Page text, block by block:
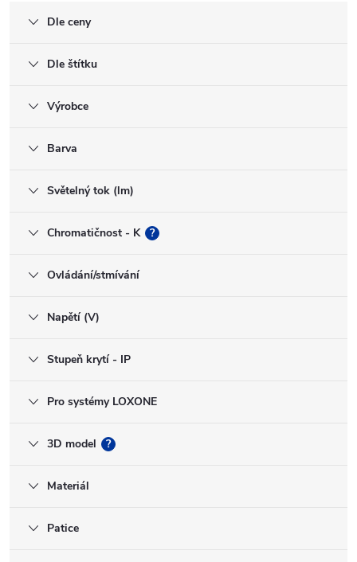
Dle ceny
Dle štítku
Výrobce
Barva
Světelný tok (lm)
Chromatičnost - K ?
Ovládání/stmívání
Napětí (V)
Stupeň krytí - IP
Pro systémy LOXONE
3D model ?
Materiál
Patice